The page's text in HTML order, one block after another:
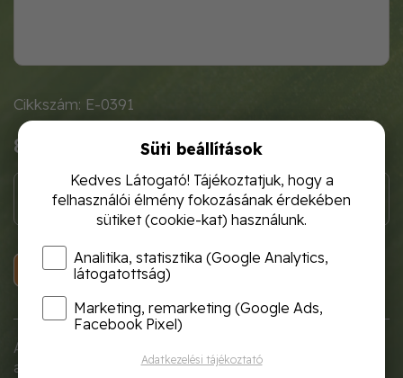
Cikkszám: E-0391
880 Ft
KOSÁRBA
Adria-típusú, klasszikus megjelenésű, bordázott falú
akasztós cserép erős, PP anyagból készült.
Süti beállítások
Kedves Látogató! Tájékoztatjuk, hogy a
felhasználói élmény fokozásának érdekében
sütiket (cookie-kat) használunk.
Analitika, statisztika (Google Analytics,
látogatottság)
Marketing, remarketing (Google Ads,
Facebook Pixel)
Adatkezelési tájékoztató